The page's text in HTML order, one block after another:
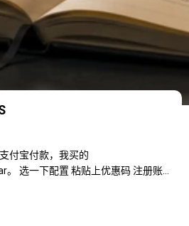
付宝付款，我买的
选一下配置 粘贴上优惠码 注册账
付宝，汇率7.33 然后付款即可 开机
总体来说还可以，接下来用Grok3